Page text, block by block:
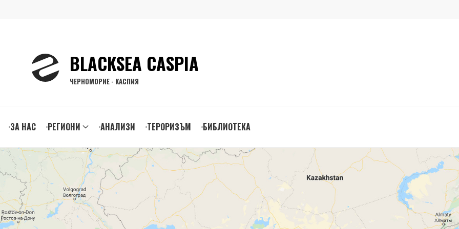
BLACKSEA CASPIA
ЧЕРНОМОРИЕ - КАСПИЯ
ЗА НАС РЕГИОНИ АНАЛИЗИ ТЕРОРИЗЪМ БИБЛИОТЕКА